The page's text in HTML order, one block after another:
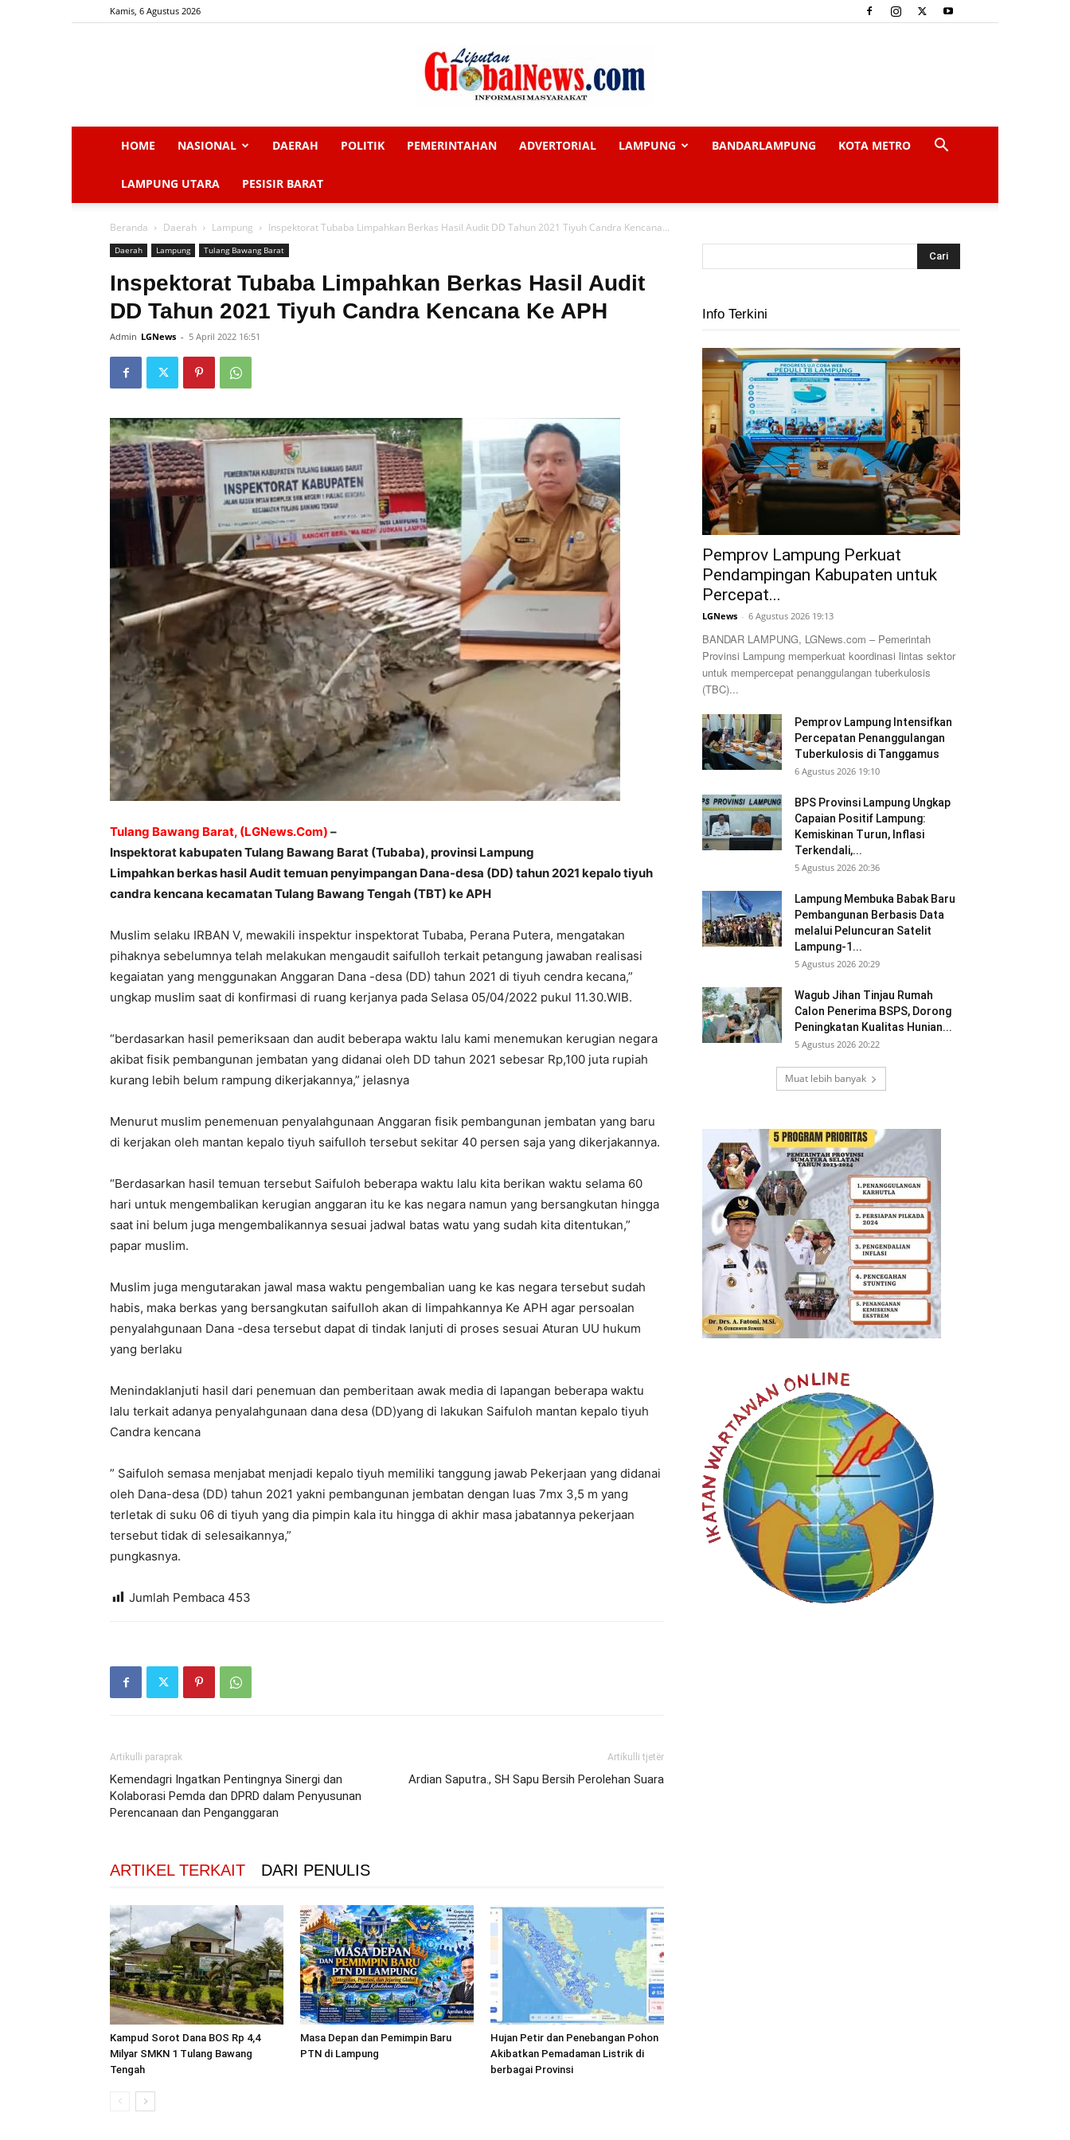
Kamis, 6 Agustus 2026
HOME NASIONAL DAERAH POLITIK PEMERINTAHAN ADVERTORIAL LAMPUNG BANDARLAMPUNG KOTA METRO
LAMPUNG UTARA PESISIR BARAT
Beranda Daerah Lampung Inspektorat Tubaba Limpahkan Berkas Hasil Audit DD Tahun 2021 Tiyuh Candra Kencana...
Daerah Lampung Tulang Bawang Barat
Inspektorat Tubaba Limpahkan Berkas Hasil Audit
DD Tahun 2021 Tiyuh Candra Kencana Ke APH
Admin LGNews - 5 April 2022 16:51
Tulang Bawang Barat, (LGNews.Com) –
Inspektorat kabupaten Tulang Bawang Barat (Tubaba), provinsi Lampung
Limpahkan berkas hasil Audit temuan penyimpangan Dana-desa (DD) tahun 2021 kepalo tiyuh
candra kencana kecamatan Tulang Bawang Tengah (TBT) ke APH
Muslim selaku IRBAN V, mewakili inspektur inspektorat Tubaba, Perana Putera, mengatakan
pihaknya sebelumnya telah melakukan mengaudit saifulloh terkait petangung jawaban realisasi
kegaiatan yang menggunakan Anggaran Dana -desa (DD) tahun 2021 di tiyuh cendra kecana,”
ungkap muslim saat di konfirmasi di ruang kerjanya pada Selasa 05/04/2022 pukul 11.30.WIB.
“berdasarkan hasil pemeriksaan dan audit beberapa waktu lalu kami menemukan kerugian negara
akibat fisik pembangunan jembatan yang didanai oleh DD tahun 2021 sebesar Rp,100 juta rupiah
kurang lebih belum rampung dikerjakannya,” jelasnya
Menurut muslim penemenuan penyalahgunaan Anggaran fisik pembangunan jembatan yang baru
di kerjakan oleh mantan kepalo tiyuh saifulloh tersebut sekitar 40 persen saja yang dikerjakannya.
“Berdasarkan hasil temuan tersebut Saifuloh beberapa waktu lalu kita berikan waktu selama 60
hari untuk mengembalikan kerugian anggaran itu ke kas negara namun yang bersangkutan hingga
saat ini belum juga mengembalikannya sesuai jadwal batas watu yang sudah kita ditentukan,”
papar muslim.
Muslim juga mengutarakan jawal masa waktu pengembalian uang ke kas negara tersebut sudah
habis, maka berkas yang bersangkutan saifulloh akan di limpahkannya Ke APH agar persoalan
penyalahgunaan Dana -desa tersebut dapat di tindak lanjuti di proses sesuai Aturan UU hukum
yang berlaku
Menindaklanjuti hasil dari penemuan dan pemberitaan awak media di lapangan beberapa waktu
lalu terkait adanya penyalahgunaan dana desa (DD)yang di lakukan Saifuloh mantan kepalo tiyuh
Candra kencana
” Saifuloh semasa menjabat menjadi kepalo tiyuh memiliki tanggung jawab Pekerjaan yang didanai
oleh Dana-desa (DD) tahun 2021 yakni pembangunan jembatan dengan luas 7mx 3,5 m yang
terletak di suku 06 di tiyuh yang dia pimpin kala itu hingga di akhir masa jabatannya pekerjaan
tersebut tidak di selesaikannya,”
pungkasnya.
Jumlah Pembaca 453
Artikulli paraprak
Kemendagri Ingatkan Pentingnya Sinergi dan
Kolaborasi Pemda dan DPRD dalam Penyusunan
Perencanaan dan Penganggaran
Artikulli tjetër
Ardian Saputra., SH Sapu Bersih Perolehan Suara
ARTIKEL TERKAIT DARI PENULIS
Kampud Sorot Dana BOS Rp 4,4
Milyar SMKN 1 Tulang Bawang
Tengah
Masa Depan dan Pemimpin Baru
PTN di Lampung
Hujan Petir dan Penebangan Pohon
Akibatkan Pemadaman Listrik di
berbagai Provinsi
Info Terkini
Pemprov Lampung Perkuat
Pendampingan Kabupaten untuk
Percepat...
LGNews - 6 Agustus 2026 19:13
BANDAR LAMPUNG, LGNews.com – Pemerintah
Provinsi Lampung memperkuat koordinasi lintas sektor
untuk mempercepat penanggulangan tuberkulosis
(TBC)...
Pemprov Lampung Intensifkan
Percepatan Penanggulangan
Tuberkulosis di Tanggamus
6 Agustus 2026 19:10
BPS Provinsi Lampung Ungkap
Capaian Positif Lampung:
Kemiskinan Turun, Inflasi
Terkendali,...
5 Agustus 2026 20:36
Lampung Membuka Babak Baru
Pembangunan Berbasis Data
melalui Peluncuran Satelit
Lampung-1...
5 Agustus 2026 20:29
Wagub Jihan Tinjau Rumah
Calon Penerima BSPS, Dorong
Peningkatan Kualitas Hunian...
5 Agustus 2026 20:22
Muat lebih banyak